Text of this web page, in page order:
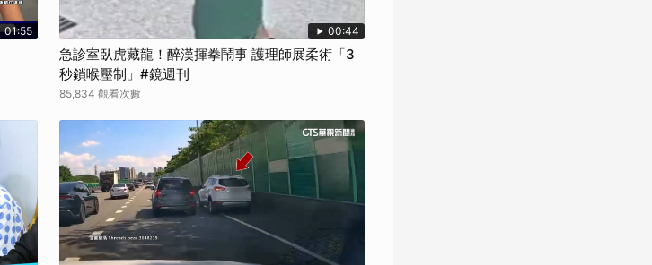
01:55 00:44
急診室臥虎藏龍！醉漢揮拳鬧事 護理師展柔術「3
秒鎖喉壓制」#鏡週刊
85,834 觀看次數